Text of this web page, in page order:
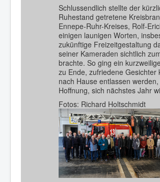
Schlussendlich stellte der
Ruhestand getretene
Ennepe-Ruhr-Kreises, Rolf-
einigen launigen Worten,
zukünftige Freizeitgestaltung
seiner Kameraden sichtlich
brachte. So ging ein
zu Ende, zufriedene Gesichter
nach Hause entlassen
Hoffnung, sich nächstes Jahr
Fotos: Richard Holtschmidt